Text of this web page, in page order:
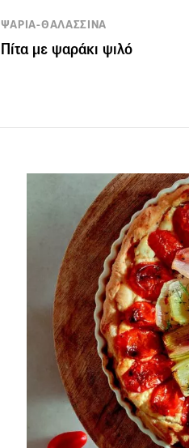
ΨΑΡΙΑ-ΘΑΛΑΣΣΙΝΑ
Πίτα με ψαράκι ψιλό